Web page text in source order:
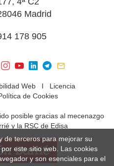
Madrid
178 905
WebI Licencia
de Cookies
posible gracias al mecenazgo
y la RSC de Edisa
de terceros para mejorar su
este sitio web. Las cookies
y son esenciales para el